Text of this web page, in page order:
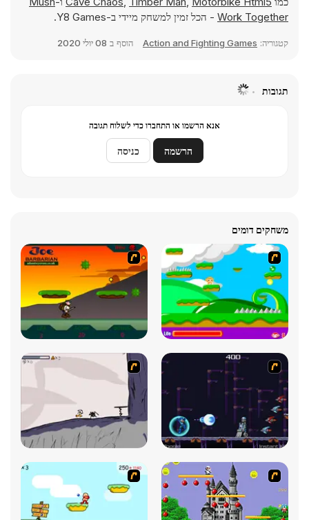
Work Together - הכל זמין למשחק מיידי ב-Y8 Games.
קטגוריה: Action and Fighting Games הוסף ב 08 יולי 2020
תגובות
אנא הרשמו או התחברו כדי לשלוח תגובה
הרשמה כניסה
משחקים דומים